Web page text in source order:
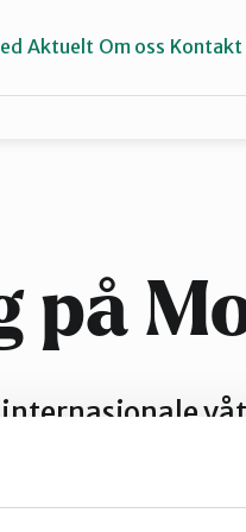
Aktuelt Om oss Kontakt
på
suppe.
de fem beste